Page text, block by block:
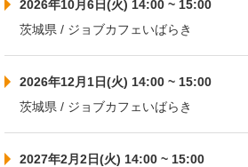
2026年10月6日(火) 14:00 ~ 15:00
茨城県 / ジョブカフェいばらき
2026年12月1日(火) 14:00 ~ 15:00
茨城県 / ジョブカフェいばらき
2027年2月2日(火) 14:00 ~ 15:00